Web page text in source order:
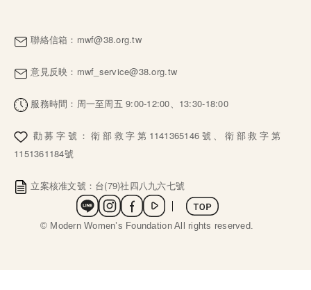
聯絡信箱： mwf@38.org.tw
意見反映： mwf_service@38.org.tw
服務時間：周一至周五 9:00-12:00、13:30-18:00
勸募字號：衛部救字第1141365146號、衛部救字第
1151361184號
立案核准文號：台(79)社四八九六七號
© Modern Women’s Foundation All rights reserved.